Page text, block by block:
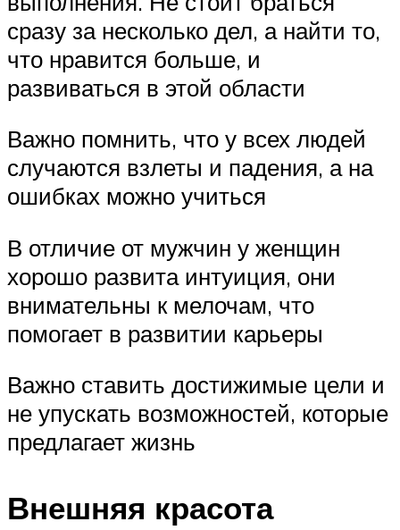
сразу за несколько дел, а найти то,
что нравится больше, и
развиваться в этой области
Важно помнить, что у всех людей
случаются взлеты и падения, а на
ошибках можно учиться
В отличие от мужчин у женщин
хорошо развита интуиция, они
внимательны к мелочам, что
помогает в развитии карьеры
Важно ставить достижимые цели и
не упускать возможностей, которые
предлагает жизнь
Внешняя красота